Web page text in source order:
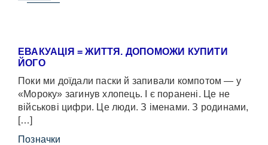
ЕВАКУАЦІЯ = ЖИТТЯ. ДОПОМОЖИ КУПИТИ
ЙОГО
Поки ми доїдали паски й запивали компотом — у
«Мороку» загинув хлопець. І є поранені. Це не
військові цифри. Це люди. З іменами. З родинами,
[…]
Позначки